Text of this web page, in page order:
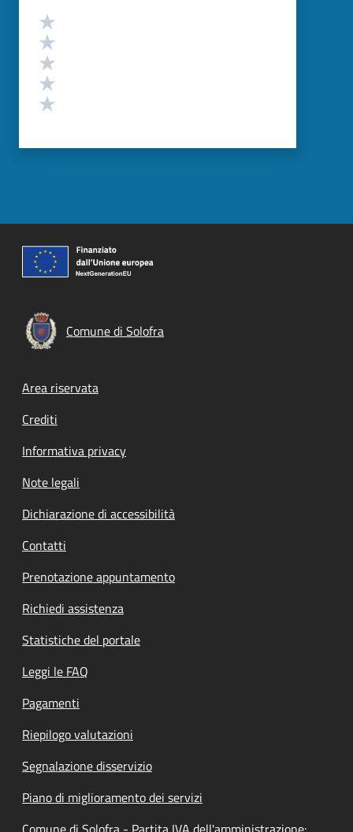
Valutazione
Comune di Solofra
Footer menu
Area riservata
Crediti
Informativa privacy
Note legali
Dichiarazione di accessibilità
Contatti
Prenotazione appuntamento
Richiedi assistenza
Statistiche del portale
Leggi le FAQ
Pagamenti
Riepilogo valutazioni
Segnalazione disservizio
Piano di miglioramento dei servizi